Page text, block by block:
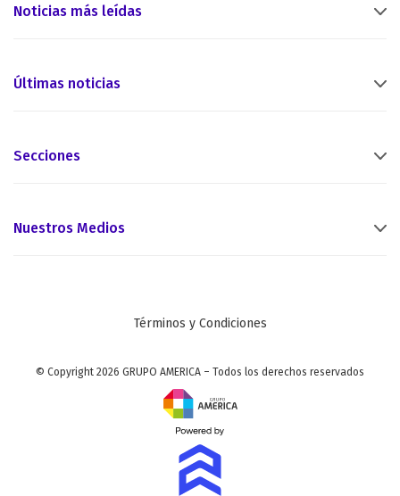
Noticias más leídas
Últimas noticias
Secciones
Nuestros Medios
Términos y Condiciones
© Copyright 2026 GRUPO AMERICA – Todos los derechos reservados